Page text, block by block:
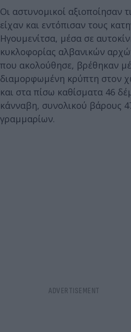
Οι αστυνομικοί αξιοποίησαν
είχαν και εντόπισαν τους
Ηγουμενίτσα, μέσα σε
κυκλοφορίας αλβανικών
που ακολούθησε, βρέθηκαν
διαμορφωμένη κρύπτη στον
και στα πίσω καθίσματα 46
κάνναβη, συνολικού βάρους
γραμμαρίων.